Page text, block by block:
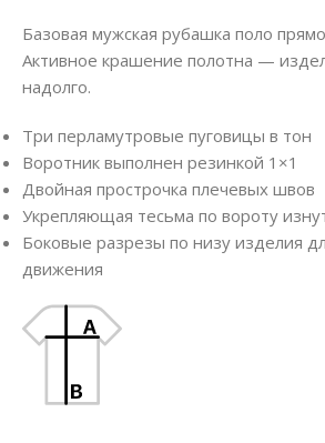
Базовая мужская рубашка поло
Активное крашение полотна —
надолго.
Три перламутровые пуговицы в тон
Воротник выполнен резинкой 1×1
Двойная прострочка плечевых швов
Укрепляющая тесьма по вороту
Боковые разрезы по низу изделия
движения